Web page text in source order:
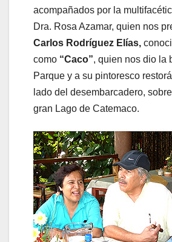
acompañados por la
Dra. Rosa Azamar, quien nos
Carlos Rodríguez Elías,
como “Caco”, quien nos dio la
Parque y a su pintoresco
lado del desembarcadero,
gran Lago de Catemaco.